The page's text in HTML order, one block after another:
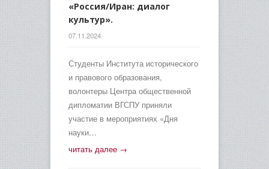
«Россия/Иран: диалог
культур».
07.11.2024
Студенты Института исторического
и правового образования,
волонтеры Центра общественной
дипломатии ВГСПУ приняли
участие в мероприятиях «Дня
науки…
читать далее →